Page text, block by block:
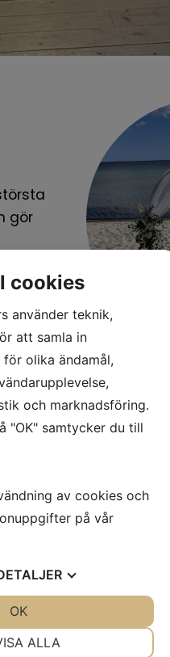
gör
49
bröllop.
ni det
Home
cookies
använder teknik,
att samla in
olika ändamål,
och marknadsföring.
"OK" samtycker du till
av cookies och
på vår
ALLA
OK